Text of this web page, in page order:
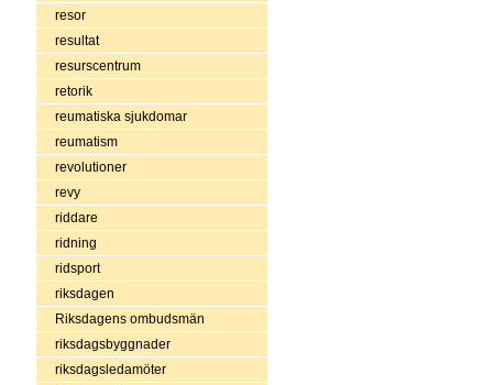
resor
resultat
resurscentrum
retorik
reumatiska sjukdomar
reumatism
revolutioner
revy
riddare
ridning
ridsport
riksdagen
Riksdagens ombudsmän
riksdagsbyggnader
riksdagsledamöter